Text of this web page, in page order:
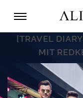
[TRAVEL
MIT